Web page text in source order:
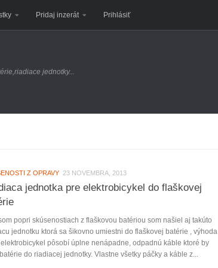
Pridaj inzerát Prihlásiť
jednotky...
Z OPRAVY 23 NOVEMBRA, 2013
jednotka pre elektrobicykel do flaškovej
popri skúsenostiach z flaškovou batériou som našiel aj takúto
jednotku ktorá sa šikovno umiestni do flaškovej batérie , výhoda
pôsobí úplne nenápadne, odpadnú káble ktoré by
do riadiacej jednotky. Vlastne všetky páčky a káble z...